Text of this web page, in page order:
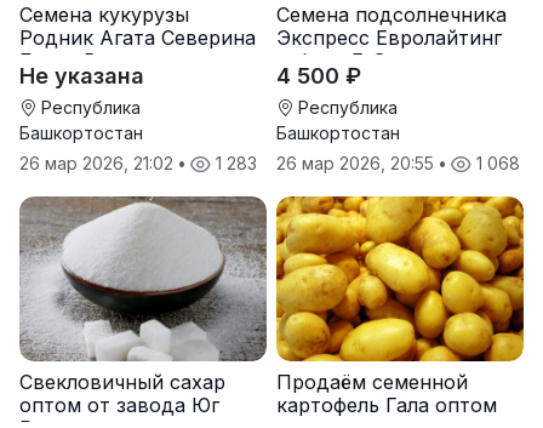
Семена кукурузы
Родник Агата Северина
Берта Вилора
Прохладненский Дарина
Росс Машук Катерина
Не указана
Республика
Башкортостан
26 мар 2026, 21:02 • 1 283
Семена подсолнечника
Экспресс Евролайтинг
гибрид F-G+
4 500 ₽
Республика
Башкортостан
26 мар 2026, 20:55 • 1 068
Свекловичный сахар
оптом от завода Юг
Продаём семенной
картофель Гала оптом